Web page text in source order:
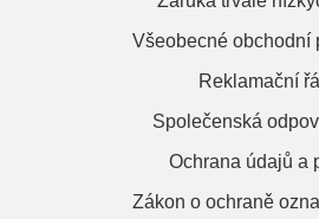
Všeobecné obchodní
Reklamační
Společenská
Ochrana údajů a
Zákon o ochraně